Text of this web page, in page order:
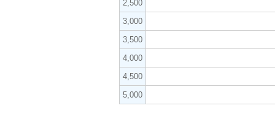
2,500
3,000
3,500
4,000
4,500
5,000